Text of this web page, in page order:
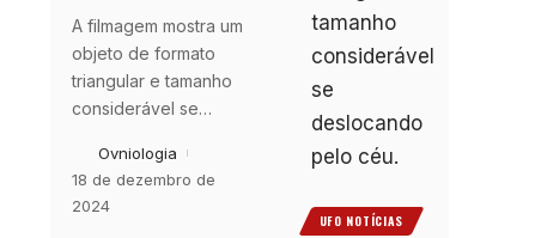
UFO NOTÍCIAS
A filmagem mostra um
objeto de formato
triangular e tamanho
considerável se…
Ovniologia
18 de dezembro de
2024